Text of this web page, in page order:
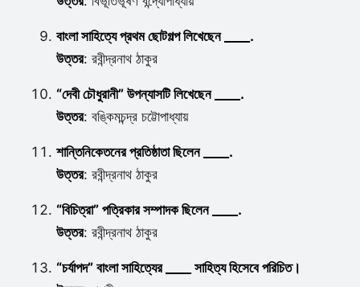
বাংলা সাহিত্যে প্রথম ছোটগল্প লিখেছেন ____.
উত্তর: রবীন্দ্রনাথ ঠাকুর
“দেবী চৌধুরানী” উপন্যাসটি লিখেছেন ____.
উত্তর: বঙ্কিমচন্দ্র চট্টোপাধ্যায়
শান্তিনিকেতনের প্রতিষ্ঠাতা ছিলেন ____.
উত্তর: রবীন্দ্রনাথ ঠাকুর
“বিচিত্রা” পত্রিকার সম্পাদক ছিলেন ____.
উত্তর: রবীন্দ্রনাথ ঠাকুর
“চর্যাপদ” বাংলা সাহিত্যের ____ সাহিত্য হিসেবে পরিচিত।